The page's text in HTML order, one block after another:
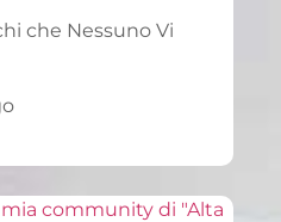
che Nessuno Vi
community di "Alta